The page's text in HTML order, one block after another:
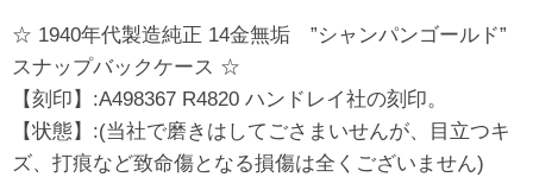
☆ 1940年代製造純正 14金無垢 ”シャンパンゴールド”
スナップバックケース ☆
【刻印】:A498367 R4820 ハンドレイ社の刻印。
【状態】:(当社で磨きはしてごさまいせんが、目立つキ
ズ、打痕など致命傷となる損傷は全くございません)